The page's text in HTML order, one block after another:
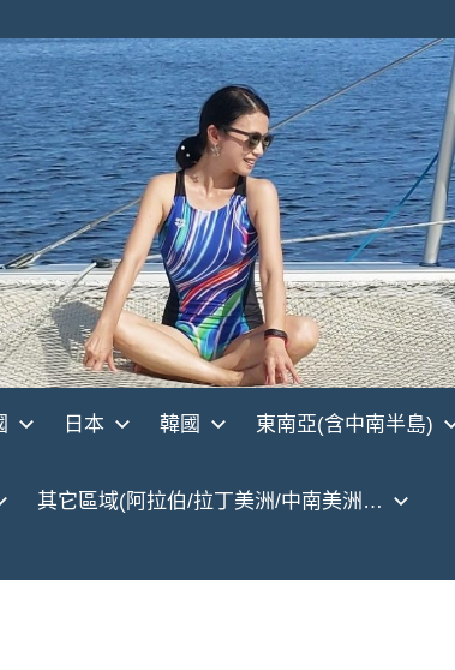
日本 韓國 東南亞(含中南半島)
其它區域(阿拉伯/拉丁美洲/中南美洲…